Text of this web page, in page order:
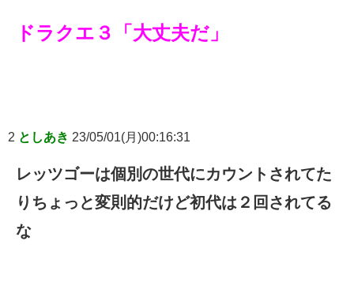
ドラクエ３「大丈夫だ」
2 としあき 23/05/01(月)00:16:31
レッツゴーは個別の世代にカウントされてた
りちょっと変則的だけど初代は２回されてる
な